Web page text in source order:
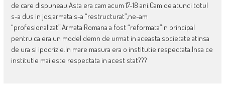
de care dispuneau.Asta era cam acum 17-18 ani.Cam de atunci totul
s-a dus in jos,armata s-a “restructurat”,ne-am
“profesionalizat”.Armata Romana a fost “reformata”in principal
pentru ca era un model demn de urmat in aceasta societate atinsa
de ura si ipocrizie.In mare masura era o institutie respectata.Insa ce
institutie mai este respectata in acest stat???